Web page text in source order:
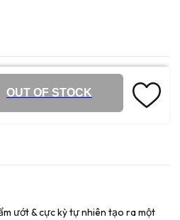
OUT OF STOCK
ướt & cực kỳ tự nhiên tạo ra một